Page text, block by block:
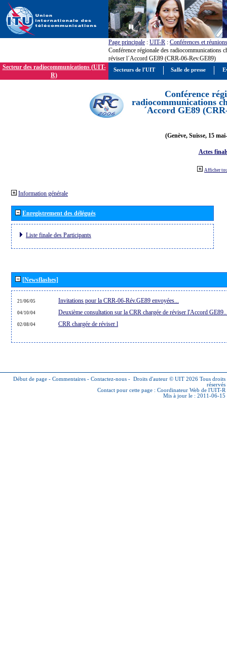
Page principale : UIT-R : Conférences et réunions
Conférence régionale des radiocommunications
réviser l´Accord GE89 (CRR-06-Rev.GE89)
Secteur des radiocommunications (UIT-
R)
Conférence
radiocommunications
´Accord GE89
(Genève, Suisse, 15
Actes
Afficher
Information générale
Enregistrement des délégués
Liste finale des Participants
[Newsflashes]
21/06/05 Invitations pour la CRR-06-Rév.GE89 envoyées...
04/10/04 Deuxième consultation sur la CRR chargée de réviser l'Accord
02/08/04 CRR chargée de réviser l
Début de page - Commentaires - Contactez-nous - Droits d'auteur © UIT 2026 Tous droits
réservés
Contact pour cette page : Coordinateur Web de l'UIT-R
Mis à jour le : 2011-06-15
Secteurs de l'UIT Salle de presse